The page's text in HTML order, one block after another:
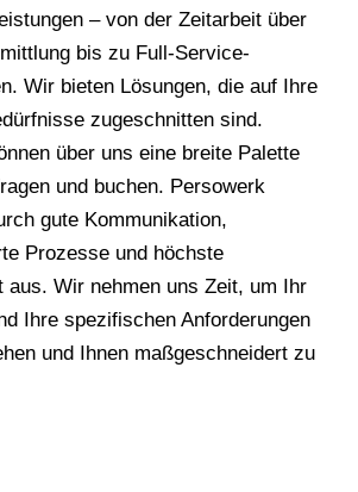
– von der Zeitarbeit über
bis zu Full-Service-
Wir bieten Lösungen, die auf Ihre
zugeschnitten sind.
über uns eine breite Palette
und buchen. Persowerk
gute Kommunikation,
Prozesse und höchste
aus. Wir nehmen uns Zeit, um Ihr
Ihre spezifischen Anforderungen
und Ihnen maßgeschneidert zu